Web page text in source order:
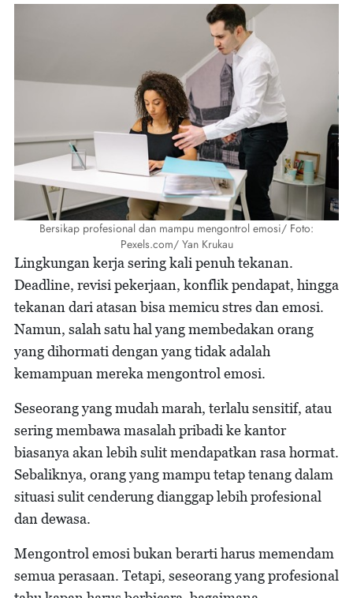
Bersikap profesional dan mampu mengontrol emosi/ Foto:
Pexels.com/ Yan Krukau
Lingkungan kerja sering kali penuh tekanan.
Deadline, revisi pekerjaan, konflik pendapat, hingga
tekanan dari atasan bisa memicu stres dan emosi.
Namun, salah satu hal yang membedakan orang
yang dihormati dengan yang tidak adalah
kemampuan mereka mengontrol emosi.
Seseorang yang mudah marah, terlalu sensitif, atau
sering membawa masalah pribadi ke kantor
biasanya akan lebih sulit mendapatkan rasa hormat.
Sebaliknya, orang yang mampu tetap tenang dalam
situasi sulit cenderung dianggap lebih profesional
dan dewasa.
Mengontrol emosi bukan berarti harus memendam
semua perasaan. Tetapi, seseorang yang profesional